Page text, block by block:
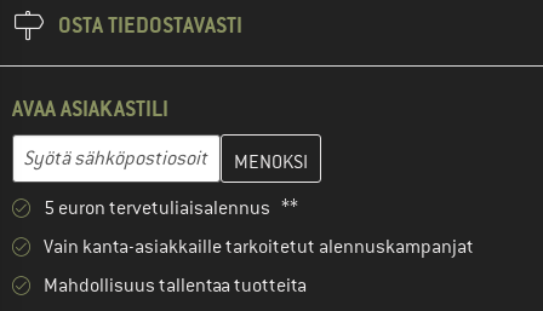
OSTA TIEDOSTAVASTI
AVAA ASIAKASTILI
Sähköpostiosoite
Anna sähköpostiosoitteesi ja luo seuraavassa vaiheessa
5 euron tervetuliaisalennus **
Vain kanta-asiakkaille tarkoitetut alennuskampanjat
Mahdollisuus tallentaa tuotteita